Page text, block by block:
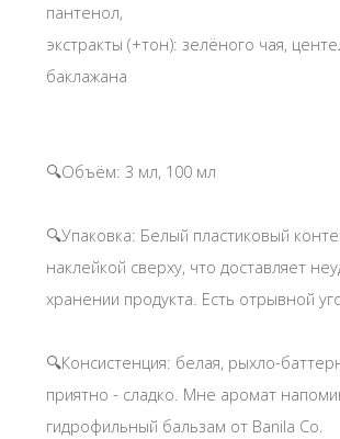
пантенол,
экстракты (+тон): зелёного чая,
баклажана
🔍Объём: 3 мл, 100 мл
🔍Упаковка: Белый пластиковый
наклейкой сверху, что доставляет
хранении продукта. Есть отрывной
🔍Консистенция: белая, рыхло-
приятно - сладко. Мне аромат
гидрофильный бальзам от Banila Co.